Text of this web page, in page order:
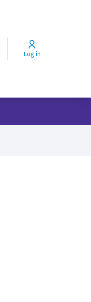
Log in